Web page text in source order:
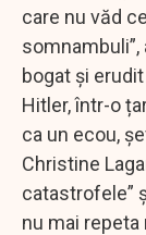
care nu văd
bogat și
Hitler, într-o
ca un ecou,
Christine
catastrofele”
nu mai